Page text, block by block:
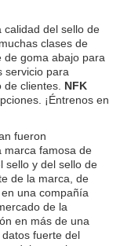
calidad del sello de
clases de
de goma abajo para
servicio para
clientes. NFK
¡Éntrenos en
fueron
marca famosa de
sello y del sello de
de la marca, de
una compañía
de la
en más de una
fuerte del